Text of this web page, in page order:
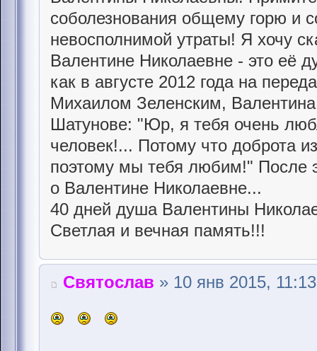
соболезнования общему горю и
невосполнимой утраты! Я хочу
Валентине Николаевне - это её
как в августе 2012 года на
Михаилом Зеленским,
Шатунове: "Юр, я тебя очень
человек!... Потому что доброта
поэтому мы тебя любим!" После
о Валентине Николаевне...
40 дней душа Валентины
Светлая и вечная память!!!
Святослав » 10 янв 2015, 11:13